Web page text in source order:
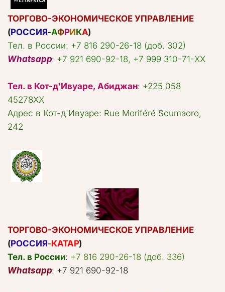
ТОРГОВО-ЭКОНОМИЧЕСКОЕ УПРАВЛЕНИЕ
(РОССИЯ-АФРИКА)
Тел. в России: +7 816 290-26-18 (доб. 302)
Whatsapp: +7 921 690-92-18, +7 999 310-71-ХХ
Тел. в Кот-д'Ивуаре, Абиджан: +225 058
45278ХХ
Адрес в Кот-д'Ивуаре: Rue Moriféré Soumaoro,
242
ТОРГОВО-ЭКОНОМИЧЕСКОЕ УПРАВЛЕНИЕ
(РОССИЯ-КАТАР)
Тел. в России: +7 816 290-26-18 (доб. 336)
Whatsapp: +7 921 690-92-18